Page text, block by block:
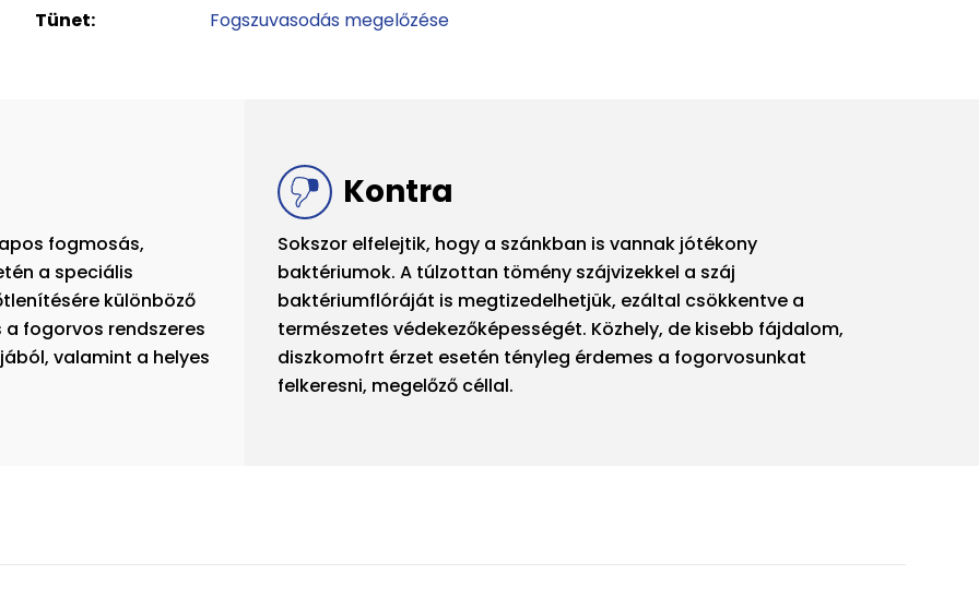
Tünet: Fogszuvasodás megelőzése
fogmosás,
a speciális
különböző
fogorvos rendszeres
valamint a helyes
Kontra
Sokszor elfelejtik, hogy a szánkban is vannak jótékony
baktériumok. A túlzottan tömény szájvizekkel a száj
baktériumflóráját is megtizedelhetjük, ezáltal csökkentve a
természetes védekezőképességét. Közhely, de kisebb fájdalom,
diszkomofrt érzet esetén tényleg érdemes a fogorvosunkat
felkeresni, megelőző céllal.